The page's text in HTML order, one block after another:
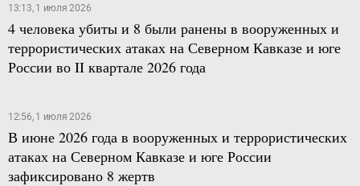
13:13, 1 июля 2026
4 человека убиты и 8 были ранены в вооруженных и
террористических атаках на Северном Кавказе и юге
России во II квартале 2026 года
12:56, 1 июля 2026
В июне 2026 года в вооруженных и террористических
атаках на Северном Кавказе и юге России
зафиксировано 8 жертв